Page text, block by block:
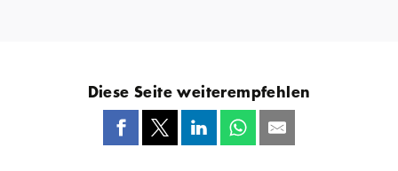
Diese Seite weiterempfehlen